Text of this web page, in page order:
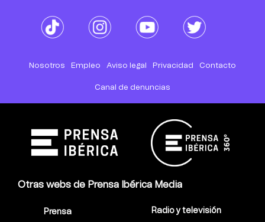
Nosotros Empleo Aviso legal Privacidad Contacto
Canal de denuncias
Otras webs de Prensa Ibérica Media
Prensa Radio y televisión